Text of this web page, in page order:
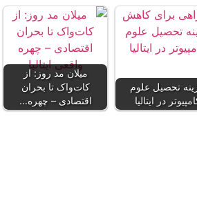
میلان مد روز: از
کات‌واک تا بحران
اقتصادی – چهره…
تحصیل علوم
در ایتالیا